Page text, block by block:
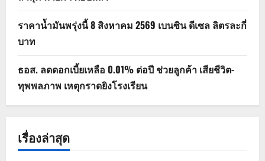
ราคาน้ำมันพรุ่งนี้ 8 สิงหาคม 2569 เบนซิน ดีเซล ลิตรละกี่
บาท
ธอส. ลดดอกเบี้ยเหลือ 0.01% ต่อปี ช่วยลูกค้า เสียชีวิต-
ทุพพลภาพ เหตุกราดยิงโรงเรียน
เรื่องล่าสุด